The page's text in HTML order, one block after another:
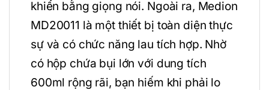
khiển bằng giọng nói. Ngoài ra, Medion
MD20011 là một thiết bị toàn diện thực
sự và có chức năng lau tích hợp. Nhờ
có hộp chứa bụi lớn với dung tích
600ml rộng rãi, bạn hiếm khi phải lo